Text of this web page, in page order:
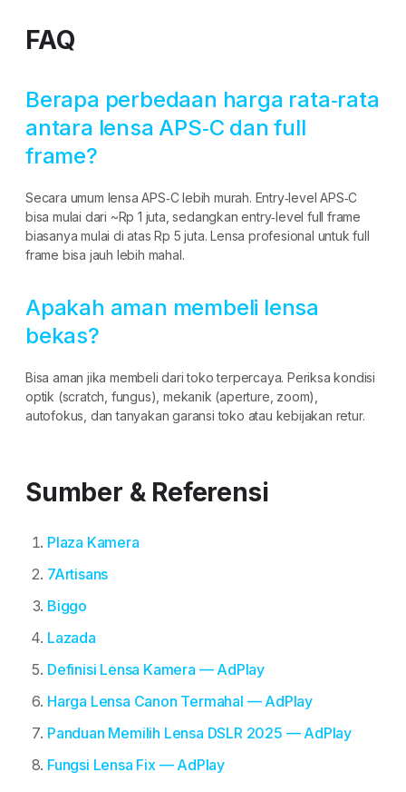
FAQ
Berapa perbedaan harga rata‑rata
antara lensa APS‑C dan full
frame?
Secara umum lensa APS‑C lebih murah. Entry‑level APS‑C
bisa mulai dari ~Rp 1 juta, sedangkan entry‑level full frame
biasanya mulai di atas Rp 5 juta. Lensa profesional untuk full
frame bisa jauh lebih mahal.
Apakah aman membeli lensa
bekas?
Bisa aman jika membeli dari toko terpercaya. Periksa kondisi
optik (scratch, fungus), mekanik (aperture, zoom),
autofokus, dan tanyakan garansi toko atau kebijakan retur.
Sumber & Referensi
Plaza Kamera
7Artisans
Biggo
Lazada
Definisi Lensa Kamera — AdPlay
Harga Lensa Canon Termahal — AdPlay
Panduan Memilih Lensa DSLR 2025 — AdPlay
Fungsi Lensa Fix — AdPlay